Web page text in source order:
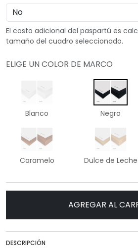
El costo adicional del paspartú es
tamaño del cuadro seleccionado.
ELIGE UN COLOR DE MARCO
Blanco Negro
Caramelo Dulce de Leche
AGREGAR AL
DESCRIPCIÓN